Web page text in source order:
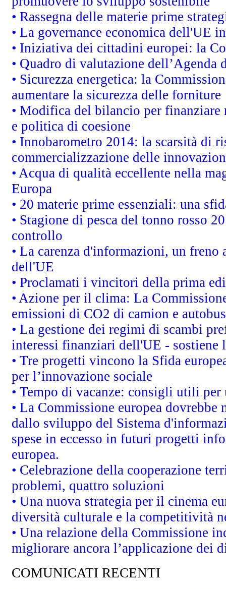
• Rassegna delle materie prime
• La governance economica dell'UE
• Iniziativa dei cittadini europei: la
• Quadro di valutazione
• Sicurezza energetica: la
aumentare la sicurezza delle forniture
• Modifica del bilancio per finanziare
e politica di coesione
• Innobarometro 2014: la scarsità di
commercializzazione delle
• Acqua di qualità eccellente nella
Europa
• 20 materie prime essenziali: una
• Stagione di pesca del tonno rosso
controllo
• La carenza d'informazioni, un
dell'UE
• Proclamati i vincitori della prima
• Azione per il clima: La
emissioni di CO2 di camion e autobus
• La gestione dei regimi di scambi
interessi finanziari dell'UE - sostiene
• Tre progetti vincono la Sfida
per l’innovazione sociale
• Tempo di vacanze: consigli utili per
• La Commissione europea
dallo sviluppo del Sistema
spese in eccesso in futuri progetti
europea.
• Celebrazione della cooperazione
problemi, quattro soluzioni
• Una nuova strategia per il cinema
diversità culturale e la competitività
• Una relazione della Commissione
migliorare ancora l’applicazione dei
COMUNICATI RECENTI